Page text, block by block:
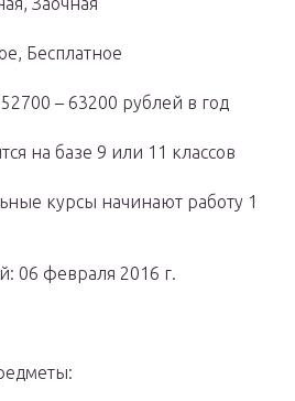
Бесплатное
– 63200 рублей в год
на базе 9 или 11 классов
курсы начинают работу 1
06 февраля 2016 г.